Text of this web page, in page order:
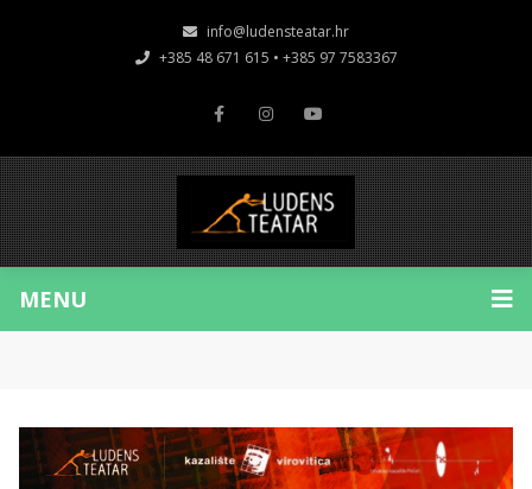
info@ludensteatar.hr
+385 48 671 615 • +385 97 7583367
MENU